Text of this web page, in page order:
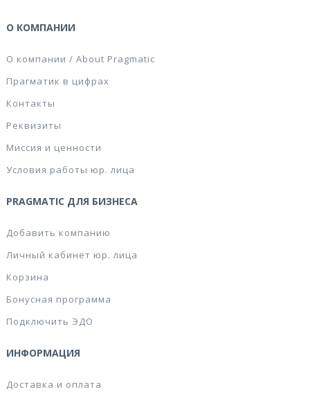
О КОМПАНИИ
О компании / About Pragmatic
Прагматик в цифрах
Контакты
Реквизиты
Миссия и ценности
Условия работы юр. лица
PRAGMATIC ДЛЯ БИЗНЕСА
Добавить компанию
Личный кабинет юр. лица
Корзина
Бонусная программа
Подключить ЭДО
ИНФОРМАЦИЯ
Доставка и оплата